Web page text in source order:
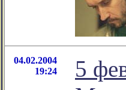
04.02.2004
19:24
5